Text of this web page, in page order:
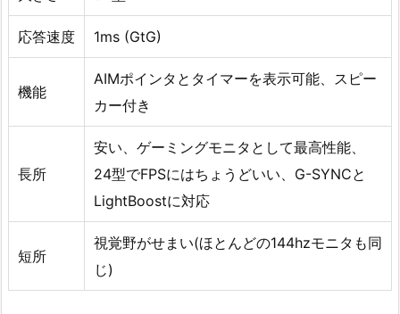
応答速度 1ms (GtG)
機能
AIMポインタとタイマーを表示可能、スピー
カー付き
長所
安い、ゲーミングモニタとして最高性能、
24型でFPSにはちょうどいい、G-SYNCと
LightBoostに対応
短所
視覚野がせまい(ほとんどの144hzモニタも同
じ)